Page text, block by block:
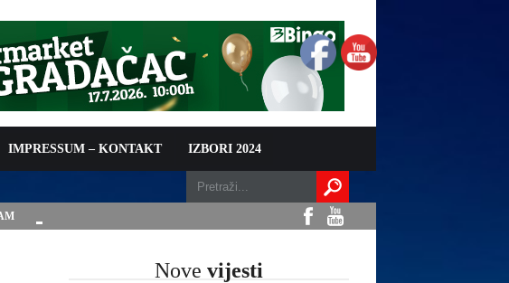
IMPRESSUM – KONTAKT IZBORI 2024
Nove vijesti